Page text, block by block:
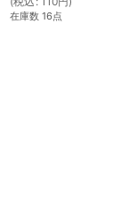
在庫数 16点